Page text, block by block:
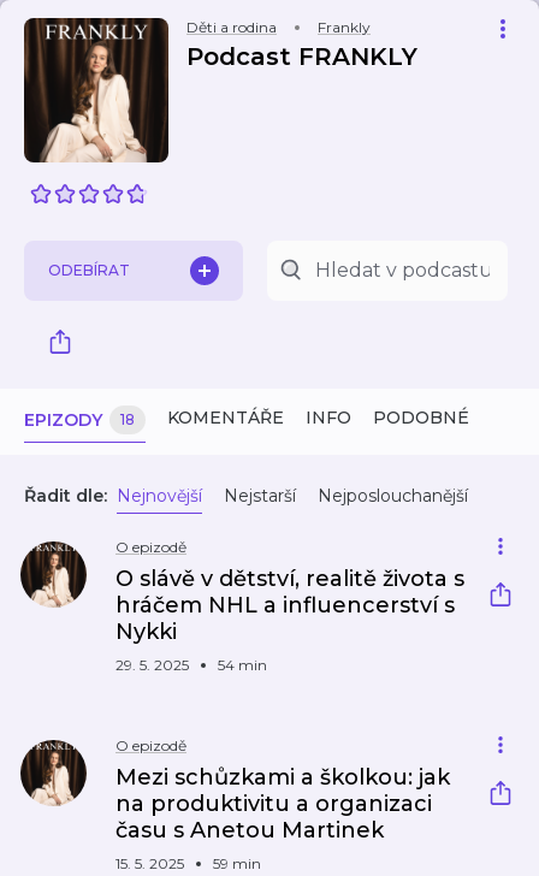
Děti a rodina Frankly
Podcast FRANKLY
ODEBÍRAT
EPIZODY 18 KOMENTÁŘE INFO PODOBNÉ
Řadit dle: Nejnovější Nejstarší Nejposlouchanější
O epizodě
O slávě v dětství, realitě života s
hráčem NHL a influencerství s
Nykki
29. 5. 2025 54 min
O epizodě
Mezi schůzkami a školkou: jak
na produktivitu a organizaci
času s Anetou Martinek
15. 5. 2025 59 min